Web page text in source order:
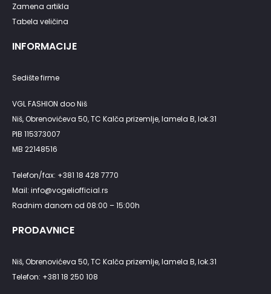
Zamena artikla
Tabela veličina
INFORMACIJE
Sedište firme
VGL FASHION doo Niš
Niš, Obrenovićeva 50, TC Kalča prizemlje, lamela B, lok.31
PIB 115373007
MB 22148516
Telefon/fax: +381 18 428 7770
Mail: info@vogeliofficial.rs
Radnim danom od 08:00 – 15:00h
PRODAVNICE
Niš, Obrenovićeva 50, TC Kalča prizemlje, lamela B, lok.31
Telefon: +381 18 250 108